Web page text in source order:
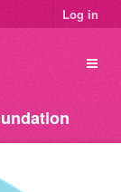
Log in